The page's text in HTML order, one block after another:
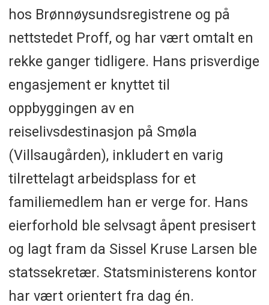
hos Brønnøysundsregistrene og på
nettstedet Proff, og har vært omtalt en
rekke ganger tidligere. Hans prisverdige
engasjement er knyttet til
oppbyggingen av en
reiselivsdestinasjon på Smøla
(Villsaugården), inkludert en varig
tilrettelagt arbeidsplass for et
familiemedlem han er verge for. Hans
eierforhold ble selvsagt åpent presisert
og lagt fram da Sissel Kruse Larsen ble
statssekretær. Statsministerens kontor
har vært orientert fra dag én.